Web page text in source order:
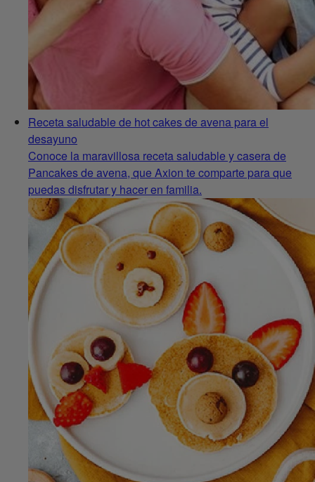
Receta saludable de hot cakes de avena para el
desayuno
Conoce la maravillosa receta saludable y casera de
Pancakes de avena, que Axion te comparte para que
puedas disfrutar y hacer en familia.